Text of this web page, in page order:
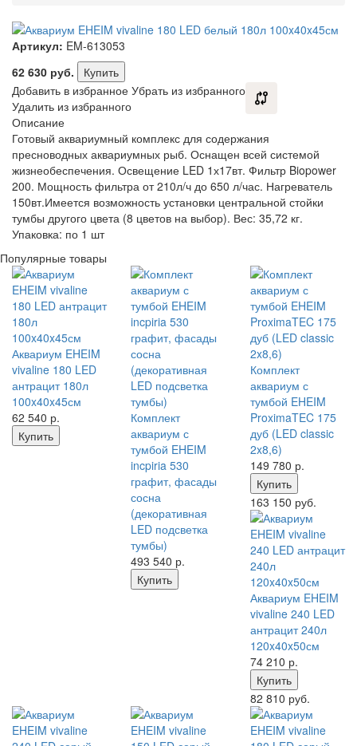
Артикул: EM-613053
62 630 руб.
Купить
Добавить в избранное Убрать из избранного
Удалить из избранного
Описание
Готовый аквариумный комплекс для содержания
пресноводных аквариумных рыб. Оснащен всей системой
жизнеобеспечения. Освещение LED 1х17вт. Фильтр Biopower
200. Мощность фильтра от 210л/ч до 650 л/час. Нагреватель
150вт.Имеется возможность установки центральной стойки
тумбы другого цвета (8 цветов на выбор). Вес: 35,72 кг.
Упаковка: по 1 шт
Популярные товары
Аквариум EHEIM
vivaline 180 LED
антрацит 180л
100x40x45см
62 540 р.
Купить
Комплект
аквариум с
тумбой EHEIM
incpiria 530
графит, фасады
сосна
(декоративная
LED подсветка
тумбы)
493 540 р.
Купить
Комплект
аквариум с
тумбой EHEIM
ProximaTEC 175
дуб (LED classic
2x8,6)
149 780 р.
Купить
163 150 руб.
Аквариум EHEIM
vivaline 240 LED
антрацит 240л
120x40x50см
74 210 р.
Купить
82 810 руб.